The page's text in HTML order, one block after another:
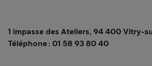
1 impasse des Ateliers, 94 400 Vitry-
Téléphone : 01 58 93 80 40